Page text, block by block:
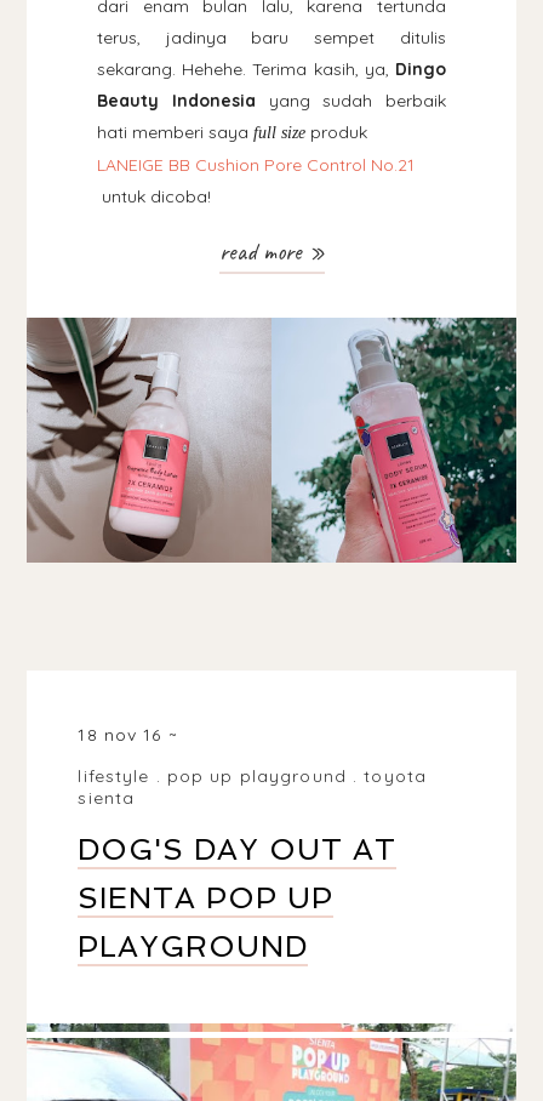
dari enam bulan lalu, karena tertunda
terus, jadinya baru sempet ditulis
sekarang. Hehehe. Terima kasih, ya, Dingo
Beauty Indonesia yang sudah berbaik
hati memberi sayafull size produk
LANEIGE BB Cushion Pore Control No.21
untuk dicoba!
read more »
18 nov 16
lifestyle . pop up playground .toyota
sienta
DOG'S DAY OUT AT
SIENTA POP UP
PLAYGROUND